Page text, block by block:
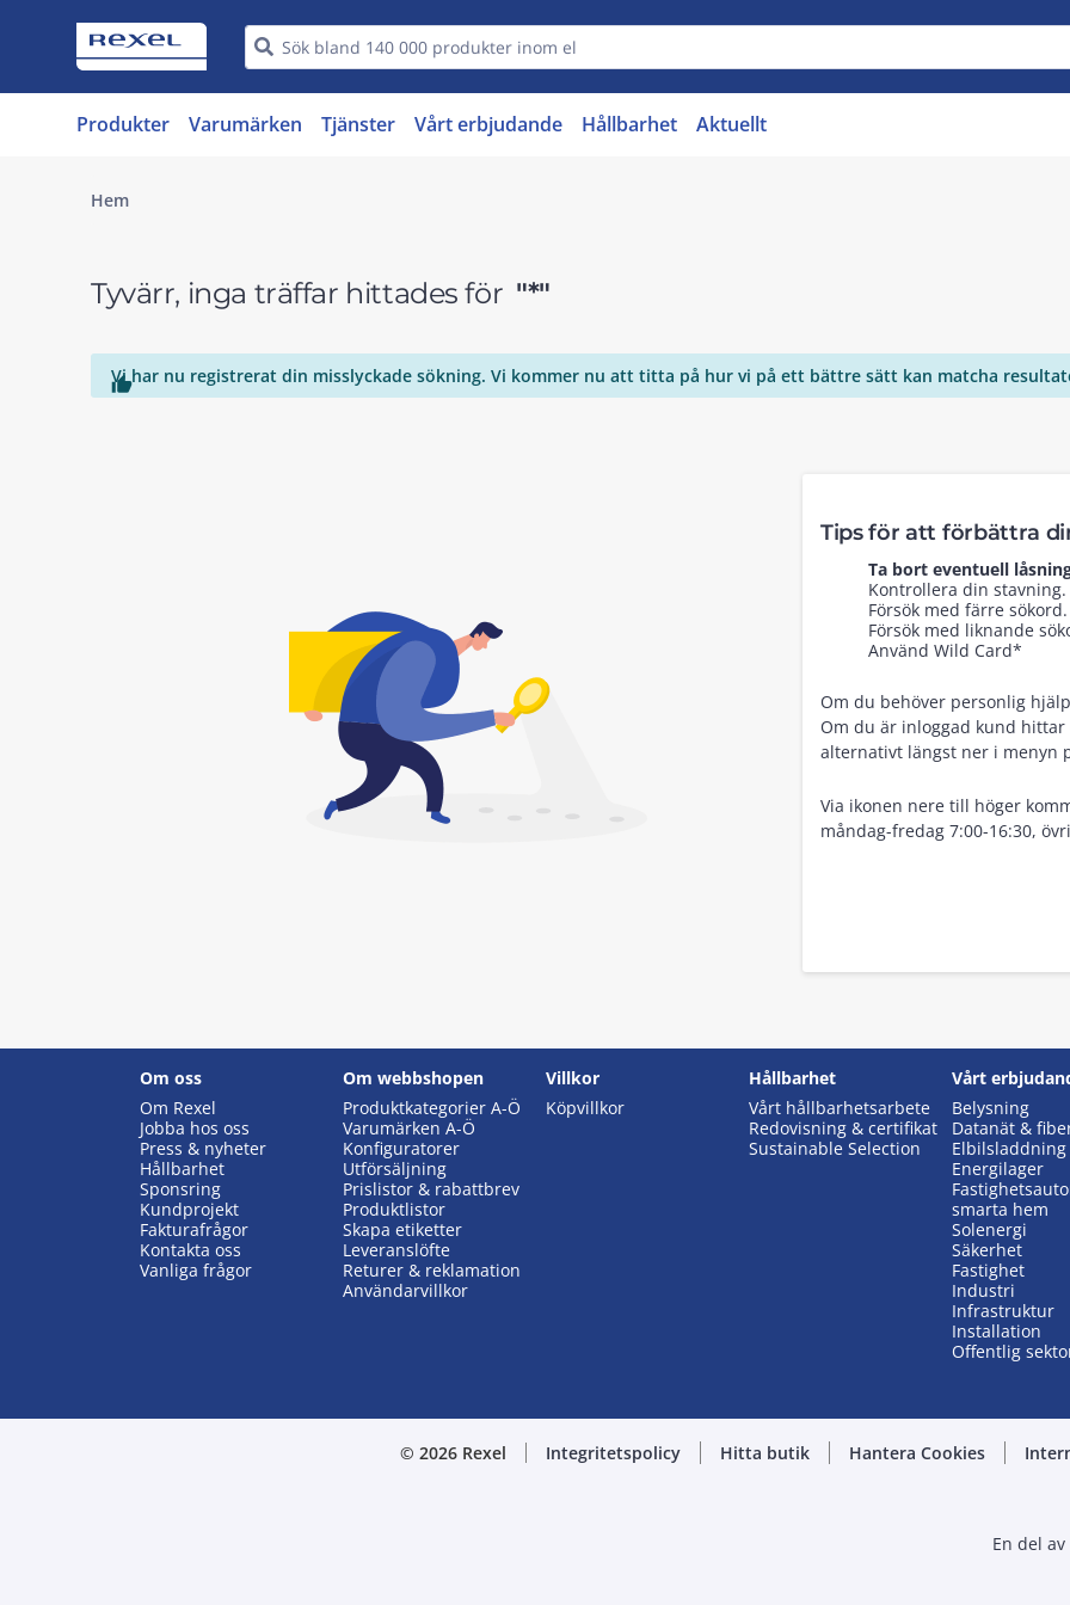
Produkter Varumärken Tjänster Vårt erbjudande Hållbarhet Aktuellt
Hem
Tyvärr, inga träffar hittades för "*"

Vi har nu registrerat din misslyckade sökning. Vi kommer nu att titta på hur vi på ett bättre sätt kan matcha
Tips för att förbättra
Ta bort eventuell
Kontrollera din stavning.
Försök med färre sökord.
Försök med liknande
Använd Wild Card*
Om du behöver personlig
Om du är inloggad kund
alternativt längst ner i menyn
Via ikonen nere till höger
måndag-fredag 7:00-16:30,
Om oss
Om Rexel
Jobba hos oss
Press & nyheter
Hållbarhet
Sponsring
Kundprojekt
Fakturafrågor
Kontakta oss
Vanliga frågor
Om webbshopen
Produktkategorier A-Ö
Varumärken A-Ö
Konfiguratorer
Utförsäljning
Prislistor & rabattbrev
Produktlistor
Skapa etiketter
Leveranslöfte
Returer & reklamation
Användarvillkor
Villkor
Köpvillkor
Hållbarhet
Vårt hållbarhetsarbete
Redovisning & certifikat
Sustainable Selection
Vårt
Belysning
Datanät &
Elbilsladdning
Energilager
smarta hem
Solenergi
Säkerhet
Fastighet
Industri
Infrastruktur
Installation
Offentlig
© 2026 Rexel Integritetspolicy Hitta butik Hantera Cookies
En del